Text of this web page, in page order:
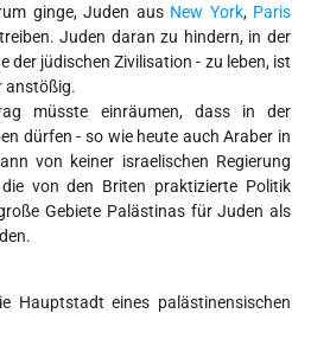
ginge, Juden aus New York, Paris
Juden daran zu hindern, in der
der jüdischen Zivilisation - zu leben, ist
anstößig.
müsste einräumen, dass in der
dürfen - so wie heute auch Araber in
von keiner israelischen Regierung
von den Briten praktizierte Politik
Gebiete Palästinas für Juden als
Hauptstadt eines palästinensischen